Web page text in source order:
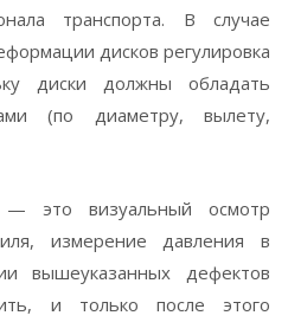
транспорта. В случае
дисков регулировка
диски должны обладать
(по диаметру, вылету,
— это визуальный осмотр
измерение давления в
вышеуказанных дефектов
и только после этого